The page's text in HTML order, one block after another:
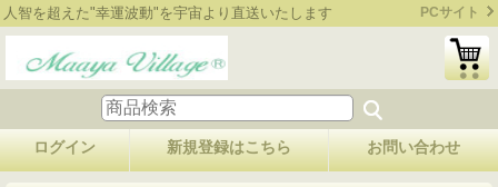
人智を超えた"幸運波動"を宇宙より直送いたします PCサイト
ログイン 新規登録はこちら お問い合わせ